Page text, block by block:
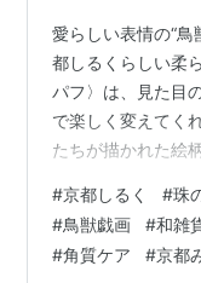
愛らしい表情の“
都しるくらしい柔
パフ〉は、見た目
で楽しく変えてく
たちが描かれた絵
の洗顔にそっと寄
ほぐしてくれます
切。絹の細かな繊
#京都しるく #珠
#鳥獣戯画 #和雑
#角質ケア #京都